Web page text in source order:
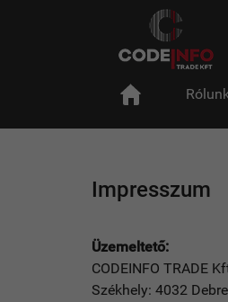
Rólunk
Impresszum
Üzemeltető:
CODEINFO TRADE
Székhely: 4032